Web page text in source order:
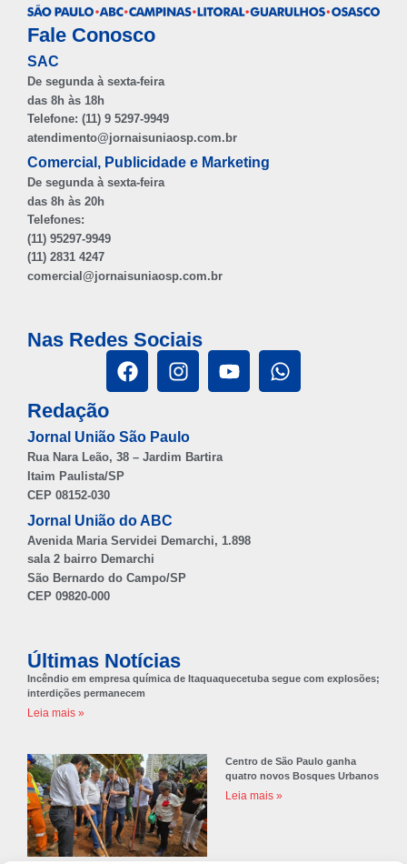
Fale Conosco
SAC
De segunda à sexta-feira
das 8h às 18h
Telefone: (11) 9 5297-9949
atendimento@jornaisuniaosp.com.br
Comercial, Publicidade e Marketing
De segunda à sexta-feira
das 8h às 20h
Telefones:
(11) 95297-9949
(11) 2831 4247
comercial@jornaisuniaosp.com.br
Nas Redes Sociais
Redação
Jornal União São Paulo
Rua Nara Leão, 38 – Jardim Bartira
Itaim Paulista/SP
CEP 08152-030
Jornal União do ABC
Avenida Maria Servidei Demarchi, 1.898
sala 2 bairro Demarchi
São Bernardo do Campo/SP
CEP 09820-000
Últimas Notícias
Incêndio em empresa química de Itaquaquecetuba segue com explosões;
interdições permanecem
Leia mais »
Centro de São Paulo ganha
quatro novos Bosques Urbanos
Leia mais »